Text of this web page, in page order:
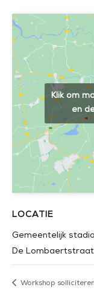
LOCATIE
Gemeentelijk
De
Klik om
en
Workshop solliciteren